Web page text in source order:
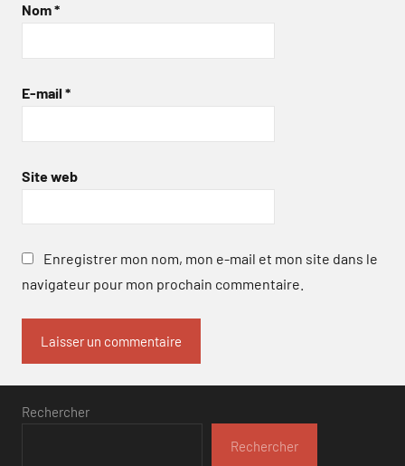
Nom*
E-mail *
Site web
Enregistrer mon nom, mon e-mail et mon site dans le
navigateur pour mon prochain commentaire.
Rechercher
Rechercher